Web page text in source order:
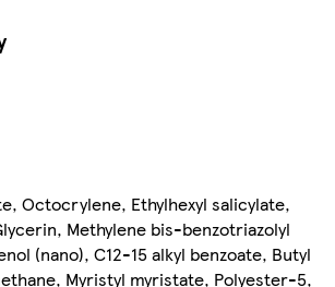
Octocrylene, Ethylhexyl salicylate,
Methylene bis-benzotriazolyl
(nano), C12-15 alkyl benzoate, Butyl
Myristyl myristate, Polyester-5,